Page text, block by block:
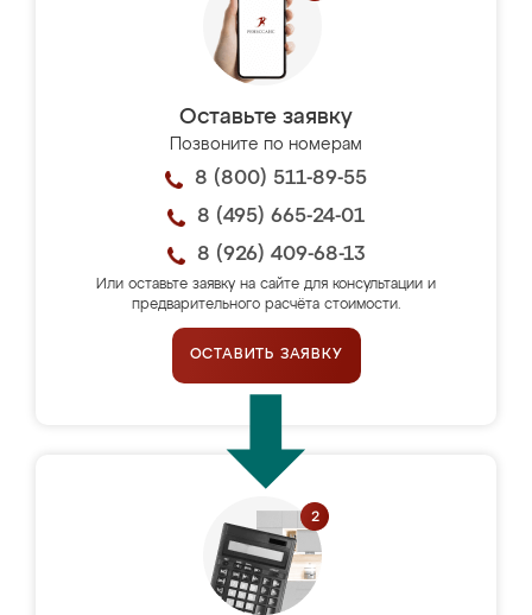
Оставьте заявку
Позвоните по номерам
8 (800) 511-89-55
8 (495) 665-24-01
8 (926) 409-68-13
Или оставьте заявку на сайте для консультации и
предварительного расчёта стоимости.
ОСТАВИТЬ ЗАЯВКУ